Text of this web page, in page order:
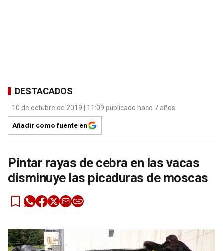
DESTACADOS
10 de octubre de 2019 | 11:09 publicado hace 7 años
Añadir como fuente en
Pintar rayas de cebra en las vacas
disminuye las picaduras de moscas